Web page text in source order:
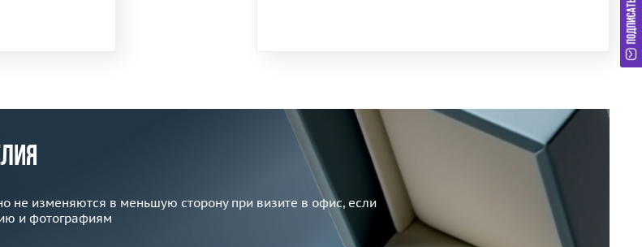
не изменяются в меньшую сторону при визите в офис, если
и фотографиям